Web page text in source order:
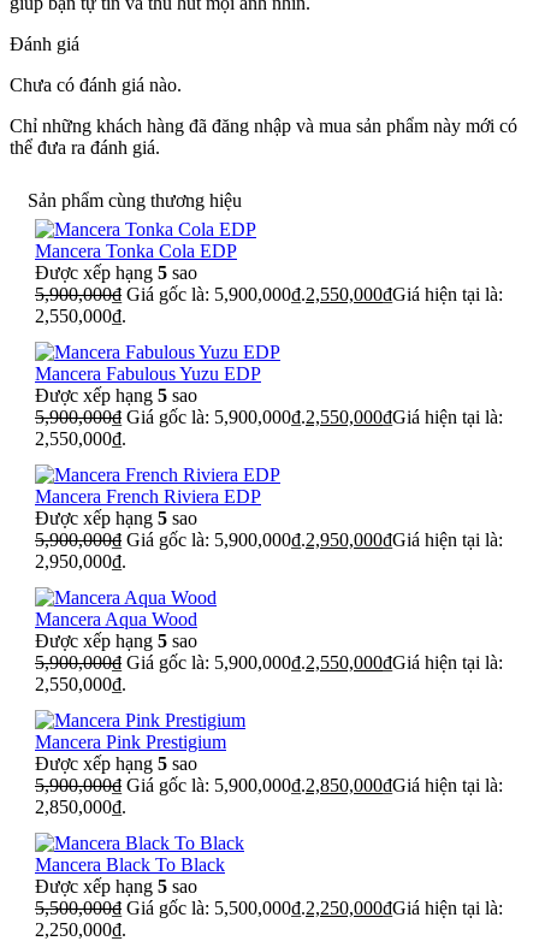
Đánh giá
Chưa có đánh giá nào.
Chỉ những khách hàng đã đăng nhập và mua sản phẩm này mới có
thể đưa ra đánh giá.
Sản phẩm cùng thương hiệu
Mancera Tonka Cola EDP
Được xếp hạng 5 sao
5,900,000₫ Giá gốc là: 5,900,000₫.2,550,000₫Giá hiện tại là:
2,550,000₫.
Mancera Fabulous Yuzu EDP
Được xếp hạng 5 sao
5,900,000₫ Giá gốc là: 5,900,000₫.2,550,000₫Giá hiện tại là:
2,550,000₫.
Mancera French Riviera EDP
Được xếp hạng 5 sao
5,900,000₫ Giá gốc là: 5,900,000₫.2,950,000₫Giá hiện tại là:
2,950,000₫.
Mancera Aqua Wood
Được xếp hạng 5 sao
5,900,000₫ Giá gốc là: 5,900,000₫.2,550,000₫Giá hiện tại là:
2,550,000₫.
Mancera Pink Prestigium
Được xếp hạng 5 sao
5,900,000₫ Giá gốc là: 5,900,000₫.2,850,000₫Giá hiện tại là:
2,850,000₫.
Mancera Black To Black
Được xếp hạng 5 sao
5,500,000₫ Giá gốc là: 5,500,000₫.2,250,000₫Giá hiện tại là:
2,250,000₫.